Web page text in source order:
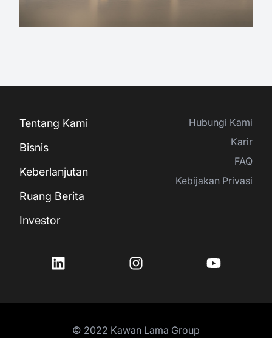
Tentang Kami
Bisnis
Keberlanjutan
Ruang Berita
Investor
Hubungi Kami
Karir
FAQ
Kebijakan Privasi
© 2022 Kawan Lama Group